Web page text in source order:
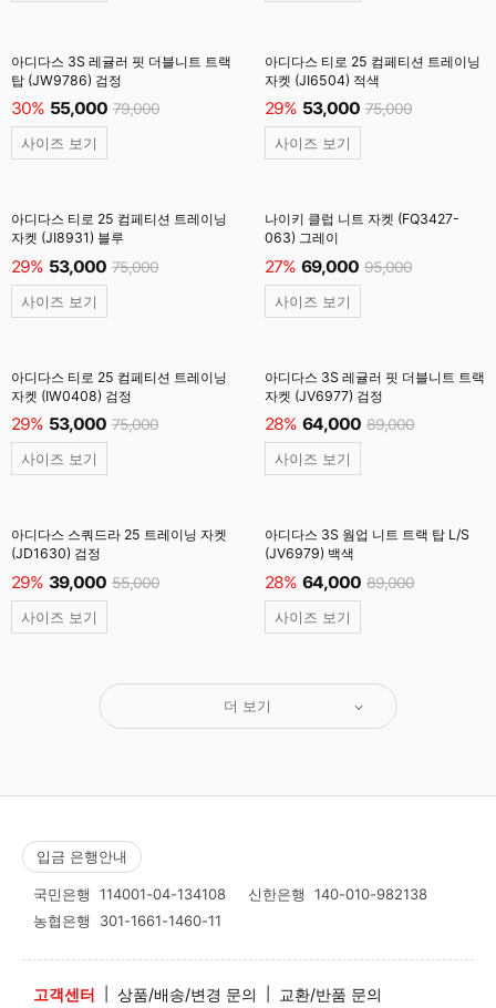
아디다스 3S 레귤러 핏 더블니트 트랙
탑 (JW9786) 검정
30% 55,000 79,000
사이즈 보기
아디다스 티로 25 컴페티션 트레이닝
자켓 (JI6504) 적색
29% 53,000 75,000
사이즈 보기
아디다스 티로 25 컴페티션 트레이닝
자켓 (JI8931) 블루
29% 53,000 75,000
사이즈 보기
나이키 클럽 니트 자켓 (FQ3427-
063) 그레이
27% 69,000 95,000
사이즈 보기
아디다스 티로 25 컴페티션 트레이닝
자켓 (IW0408) 검정
29% 53,000 75,000
사이즈 보기
아디다스 3S 레귤러 핏 더블니트 트랙
자켓 (JV6977) 검정
28% 64,000 89,000
사이즈 보기
아디다스 스쿼드라 25 트레이닝 자켓
(JD1630) 검정
29% 39,000 55,000
사이즈 보기
아디다스 3S 웜업 니트 트랙 탑 L/S
(JV6979) 백색
28% 64,000 89,000
사이즈 보기
더 보기
입금 은행안내
국민은행 114001-04-134108 신한은행 140-010-982138
농협은행 301-1661-1460-11
고객센터 상품/배송/변경 문의 교환/반품 문의